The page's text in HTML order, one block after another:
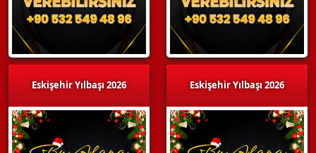
Eskişehir Yılbaşı 2026 Eskişehir Yılbaşı 2026